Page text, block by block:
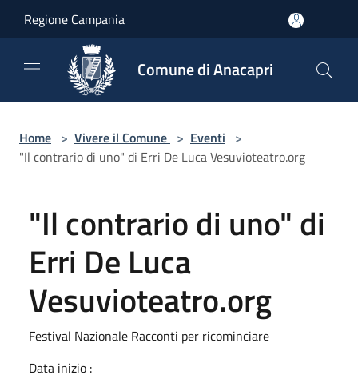
Regione Campania
Comune di Anacapri
Home > Vivere il Comune > Eventi >
"Il contrario di uno" di Erri De Luca Vesuvioteatro.org
"Il contrario di uno" di
Erri De Luca
Vesuvioteatro.org
Festival Nazionale Racconti per ricominciare
Data inizio :